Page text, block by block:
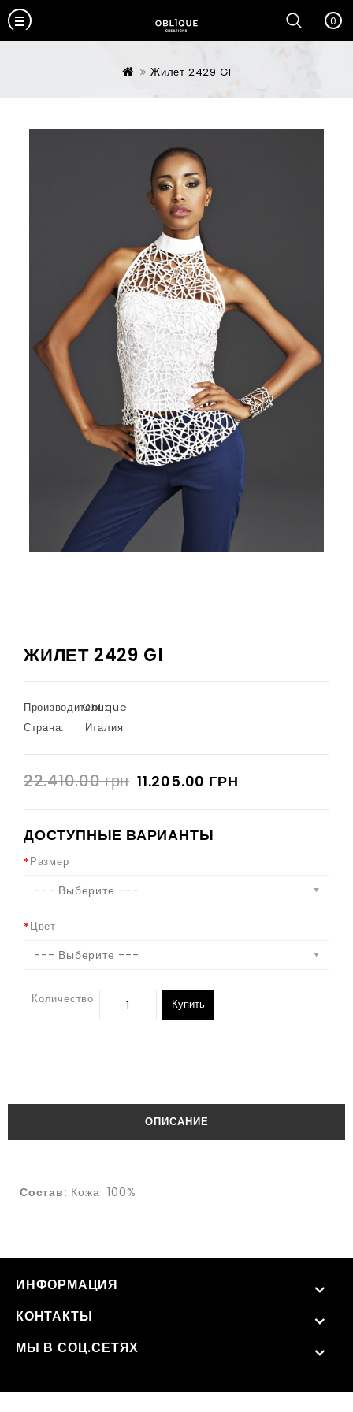
0
Жилет 2429 GI
ЖИЛЕТ 2429 GI
Производитель:
Oblique
Страна:
Италия
22.410.00 грн 11.205.00 ГРН
ДОСТУПНЫЕ ВАРИАНТЫ
Размер
--- Выберите ---
Цвет
--- Выберите ---
Количество Купить
ОПИСАНИЕ
Состав: Кожа 100%
ИНФОРМАЦИЯ
КОНТАКТЫ
МЫ В СОЦ.СЕТЯХ